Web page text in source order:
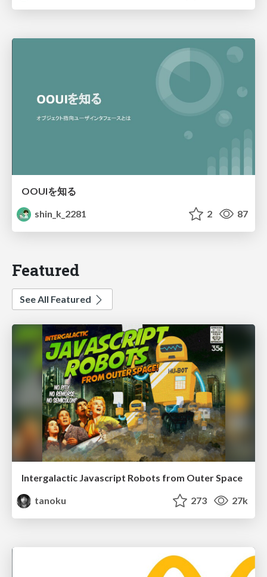
OOUIを知る
shin_k_2281
2 87
Featured
See All Featured
Intergalactic Javascript Robots from Outer Space
tanoku
273 27k